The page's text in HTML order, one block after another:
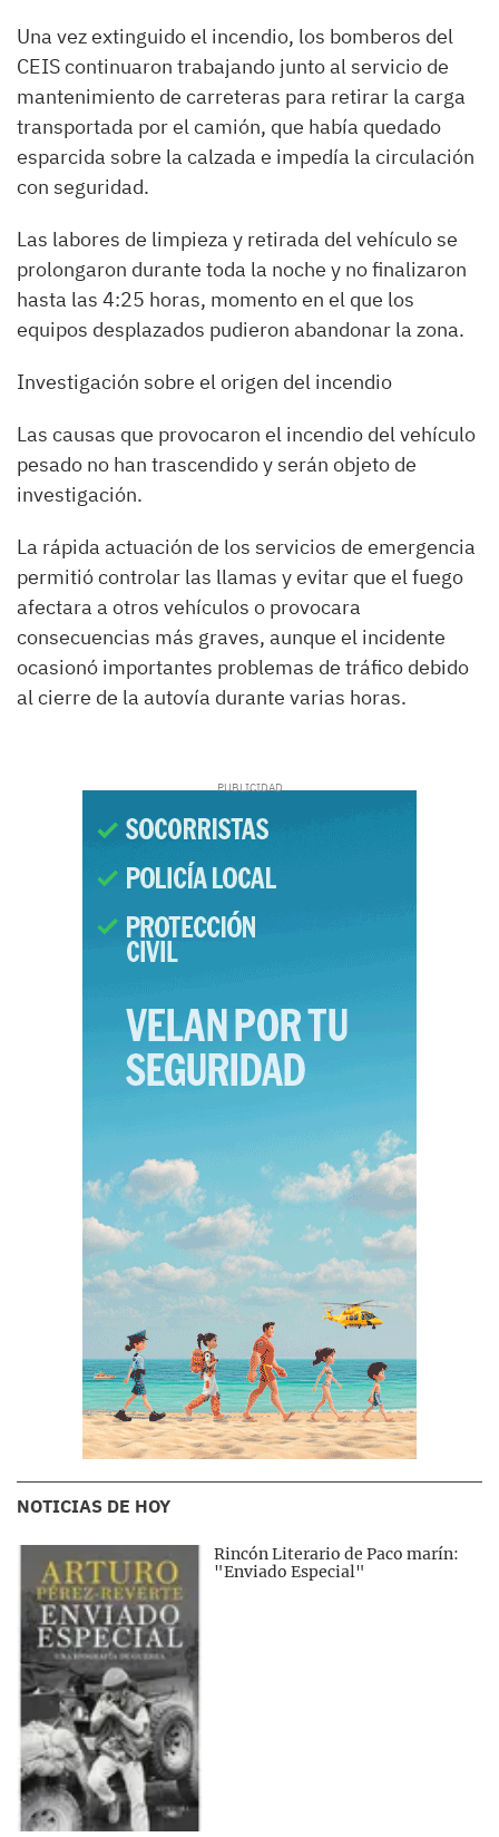
Una vez extinguido el incendio, los bomberos del
CEIS continuaron trabajando junto al servicio de
mantenimiento de carreteras para retirar la carga
transportada por el camión, que había quedado
esparcida sobre la calzada e impedía la circulación
con seguridad.
Las labores de limpieza y retirada del vehículo se
prolongaron durante toda la noche y no finalizaron
hasta las 4:25 horas, momento en el que los
equipos desplazados pudieron abandonar la zona.
Investigación sobre el origen del incendio
Las causas que provocaron el incendio del vehículo
pesado no han trascendido y serán objeto de
investigación.
La rápida actuación de los servicios de emergencia
permitió controlar las llamas y evitar que el fuego
afectara a otros vehículos o provocara
consecuencias más graves, aunque el incidente
ocasionó importantes problemas de tráfico debido
al cierre de la autovía durante varias horas.
NOTICIAS DE HOY
Rincón Literario de Paco marín:
"Enviado Especial"